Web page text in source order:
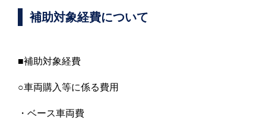
補助対象経費について
■補助対象経費
○車両購入等に係る費用
・ベース車両費